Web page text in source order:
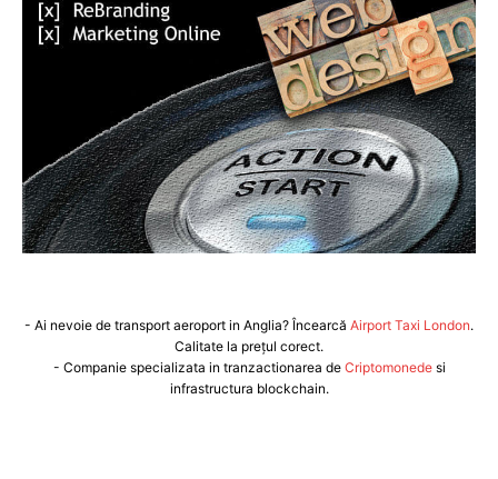
- Ai nevoie de transport aeroport in Anglia? Încearcă Airport Taxi London.
Calitate la prețul corect.
- Companie specializata in tranzactionarea de Criptomonedesi
infrastructura blockchain.